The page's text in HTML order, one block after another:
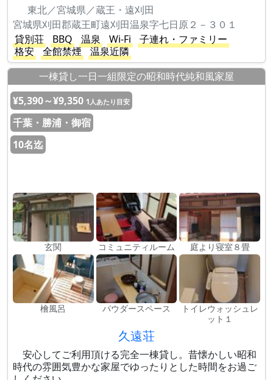
東北／宮城県／蔵王・遠刈田
宮城県刈田郡蔵王町遠刈田温泉字七日原２－３０１
貸別荘
BBQ 温泉 Wi-Fi
子連れ・ファミリー
格安
全館禁煙
温泉近隣
一棟貸し一日一組限定の昭和時代純和風家屋
¥5,390～¥9,350 1人あたり目安
千葉・勝浦・御宿
10名迄
玄関 コミュニティルーム 庭より寝室８畳
檜風呂 パウダースペース
トイレウォッシュレ
ット１
久遠荘
安心してご利用頂ける完全一棟貸し。昔懐かしい昭和
時代の雰囲気豊かな家屋でゆったりとした時間をお過ご